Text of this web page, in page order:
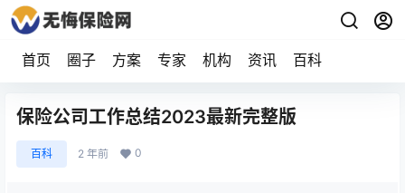
首页 圈子 方案 专家 机构 资讯 百科
保险公司工作总结2023最新完整版
百科 2 年前 0